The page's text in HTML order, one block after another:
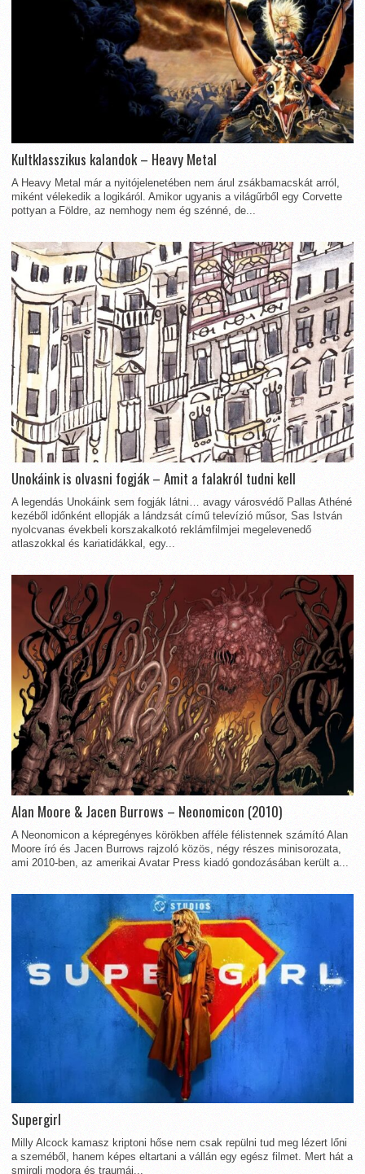
Kultklasszikus kalandok – Heavy Metal
A Heavy Metal már a nyitójelenetében nem árul zsákbamacskát arról,
miként vélekedik a logikáról. Amikor ugyanis a világűrből egy Corvette
pottyan a Földre, az nemhogy nem ég szénné, de...
Unokáink is olvasni fogják – Amit a falakról tudni kell
A legendás Unokáink sem fogják látni… avagy városvédő Pallas Athéné
kezéből időnként ellopják a lándzsát című televízió műsor, Sas István
nyolcvanas évekbeli korszakalkotó reklámfilmjei megelevenedő
atlaszokkal és kariatidákkal, egy...
Alan Moore & Jacen Burrows – Neonomicon (2010)
A Neonomicon a képregényes körökben afféle félistennek számító Alan
Moore író és Jacen Burrows rajzoló közös, négy részes minisorozata,
ami 2010-ben, az amerikai Avatar Press kiadó gondozásában került a...
Supergirl
Milly Alcock kamasz kriptoni hőse nem csak repülni tud meg lézert lőni
a szeméből, hanem képes eltartani a vállán egy egész filmet. Mert hát a
smirgli modora és traumái...